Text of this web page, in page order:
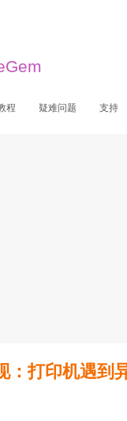
程 疑难问题 支持
：打印机遇到